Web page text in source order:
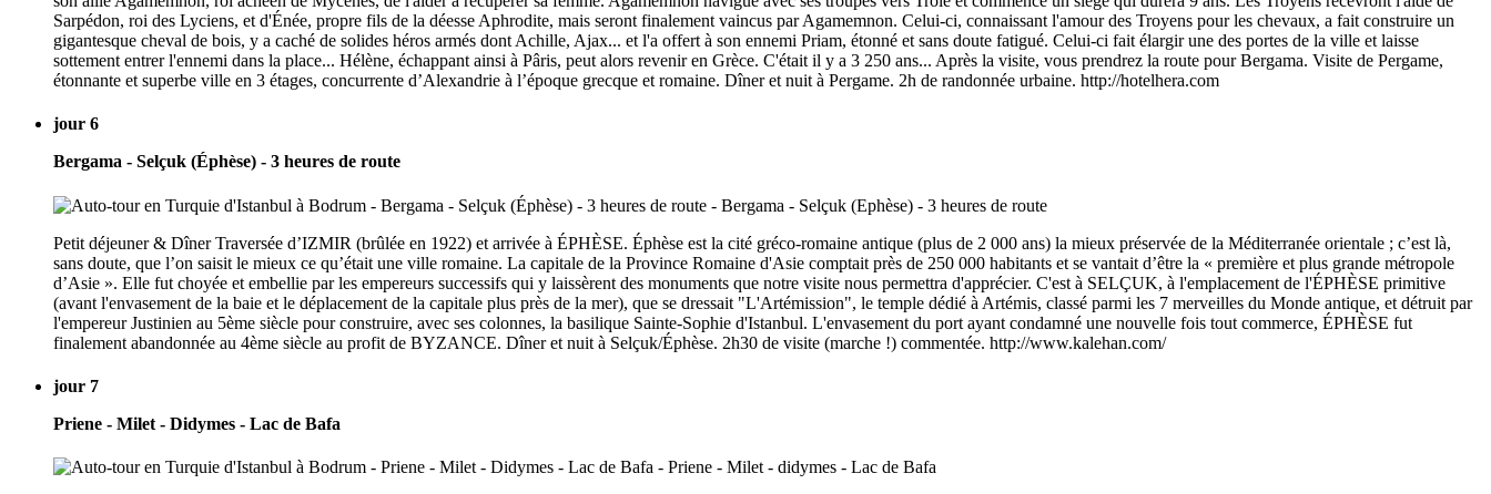
Sarpédon, roi des Lyciens, et d'Énée, propre fils de la déesse Aphrodite, mais seront finalement vaincus par Agamemnon. Celui-ci, connaissant l'amour des Troyens pour les chevaux, a fait construire un
gigantesque cheval de bois, y a caché de solides héros armés dont Achille, Ajax... et l'a offert à son ennemi Priam, étonné et sans doute fatigué. Celui-ci fait élargir une des portes de la ville et laisse
sottement entrer l'ennemi dans la place... Hélène, échappant ainsi à Pâris, peut alors revenir en Grèce. C'était il y a 3 250 ans... Après la visite, vous prendrez la route pour Bergama. Visite de Pergame,
étonnante et superbe ville en 3 étages, concurrente d’Alexandrie à l’époque grecque et romaine. Dîner et nuit à Pergame. 2h de randonnée urbaine. http://hotelhera.com
jour 6
Bergama - Selçuk (Éphèse) - 3 heures de route
Petit déjeuner & Dîner Traversée d’IZMIR (brûlée en 1922) et arrivée à ÉPHÈSE. Éphèse est la cité gréco-romaine antique (plus de 2 000 ans) la mieux préservée de la Méditerranée orientale ; c’est là,
sans doute, que l’on saisit le mieux ce qu’était une ville romaine. La capitale de la Province Romaine d'Asie comptait près de 250 000 habitants et se vantait d’être la « première et plus grande métropole
d’Asie ». Elle fut choyée et embellie par les empereurs successifs qui y laissèrent des monuments que notre visite nous permettra d'apprécier. C'est à SELÇUK, à l'emplacement de l'ÉPHÈSE primitive
(avant l'envasement de la baie et le déplacement de la capitale plus près de la mer), que se dressait "L'Artémission", le temple dédié à Artémis, classé parmi les 7 merveilles du Monde antique, et détruit par
l'empereur Justinien au 5ème siècle pour construire, avec ses colonnes, la basilique Sainte-Sophie d'Istanbul. L'envasement du port ayant condamné une nouvelle fois tout commerce, ÉPHÈSE fut
finalement abandonnée au 4ème siècle au profit de BYZANCE. Dîner et nuit à Selçuk/Éphèse. 2h30 de visite (marche !) commentée. http://www.kalehan.com/
jour 7
Priene - Milet - Didymes - Lac de Bafa